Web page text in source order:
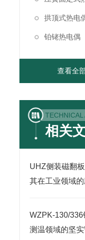
拱顶式热电
铂铑热电偶
查看全
TECHNICAL
相关
UHZ侧装磁翻
其在工业领域的
WZPK-130/
测温领域的坚